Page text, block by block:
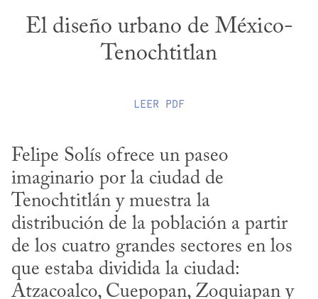
El diseño urbano de México-
Tenochtitlan
LEER PDF
Felipe Solís ofrece un paseo
imaginario por la ciudad de
Tenochtitlán y muestra la
distribución de la población a partir
de los cuatro grandes sectores en los
que estaba dividida la ciudad:
Atzacoalco, Cuepopan, Zoquiapan y